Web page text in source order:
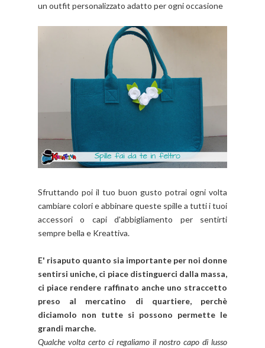
un outfit personalizzato adatto per ogni occasione
Sfruttando poi il tuo buon gusto potrai ogni volta
cambiare colori e abbinare queste spille a tutti i tuoi
accessori o capi d'abbigliamento per sentirti
sempre bella e Kreattiva.
E' risaputo quanto sia importante per noi donne
sentirsi uniche, ci piace distinguerci dalla massa,
ci piace rendere raffinato anche uno straccetto
preso al mercatino di quartiere, perchè
diciamolo non tutte si possono permette le
grandi marche.
Qualche volta certo ci regaliamo il nostro capo di lusso